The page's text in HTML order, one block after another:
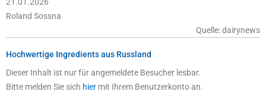
Roland Sossna
Quelle: dairynews
Hochwertige Ingredients aus Russland
Dieser Inhalt ist nur für angemeldete Besucher lesbar.
Bitte melden Sie sich hier mit Ihrem Benutzerkonto an.